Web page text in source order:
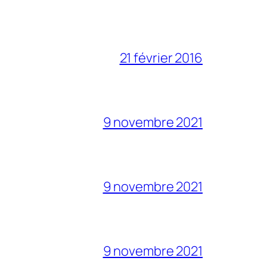
21 février 2016
9 novembre 2021
9 novembre 2021
9 novembre 2021